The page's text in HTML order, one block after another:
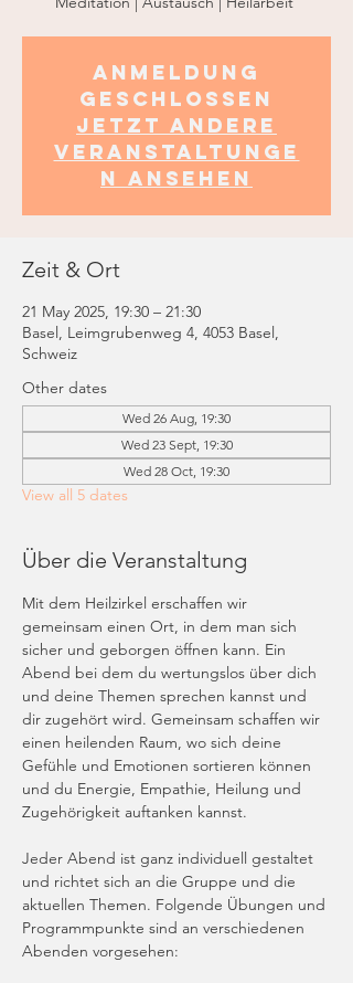
Anmeldung
geschlossen
Jetzt andere
Veranstaltunge
n ansehen
Zeit & Ort
21 May 2025, 19:30 – 21:30
Basel, Leimgrubenweg 4, 4053 Basel,
Schweiz
Other dates
Wed 26 Aug, 19:30
Wed 23 Sept, 19:30
Wed 28 Oct, 19:30
View all 5 dates
Über die Veranstaltung
Mit dem Heilzirkel erschaffen wir
gemeinsam einen Ort, in dem man sich
sicher und geborgen öffnen kann. Ein
Abend bei dem du wertungslos über dich
und deine Themen sprechen kannst und
dir zugehört wird. Gemeinsam schaffen wir
einen heilenden Raum, wo sich deine
Gefühle und Emotionen sortieren können
und du Energie, Empathie, Heilung und
Zugehörigkeit auftanken kannst.
Jeder Abend ist ganz individuell gestaltet
und richtet sich an die Gruppe und die
aktuellen Themen. Folgende Übungen und
Programmpunkte sind an verschiedenen
Abenden vorgesehen: